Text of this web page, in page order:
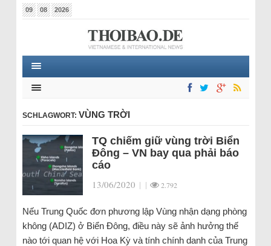
09 08 2026
SCHLAGWORT: VÙNG TRỜI
TQ chiếm giữ vùng trời Biển
Đông – VN bay qua phải báo
cáo
13/06/2020 | | 2.792
Nếu Trung Quốc đơn phương lập Vùng nhận dạng phòng
không (ADIZ) ở Biển Đông, điều này sẽ ảnh hưởng thế
nào tới quan hệ với Hoa Kỳ và tính chính danh của Trung